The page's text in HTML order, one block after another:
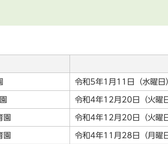
令和5年1月11日（水曜日
令和4年12月20日（火曜
園 令和4年12月20日（火曜
園 令和4年11月28日（月曜